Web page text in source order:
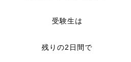
受験生は
残りの2日間で